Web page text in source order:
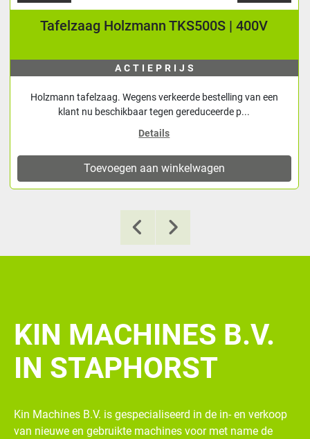
Tafelzaag Holzmann TKS500S | 400V
ACTIEPRIJS
Holzmann tafelzaag. Wegens verkeerde bestelling van een
klant nu beschikbaar tegen gereduceerde p...
Details
Toevoegen aan winkelwagen
KIN MACHINES B.V.
IN STAPHORST
Kin Machines B.V. is gespecialiseerd in de in- en verkoop
van nieuwe en gebruikte machines voor met name de